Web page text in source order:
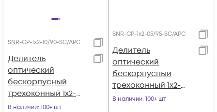
SNR-CP-1x2-10/90-SC/APC
Делитель
оптический
бескорпусный
трехоконный 1х2-
10/90 SC/APC
В наличии: 100+ шт
SNR-CP-1x2-05/95-SC/APC
Делитель
оптический
бескорпусный
трехоконный 1х2-
05/95 SC/APC
В наличии: 100+ шт